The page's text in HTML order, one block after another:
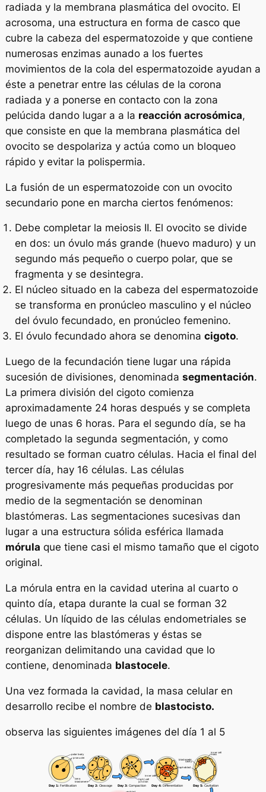
radiada y la membrana plasmática del ovocito. El
acrosoma, una estructura en forma de casco que
cubre la cabeza del espermatozoide y que contiene
numerosas enzimas aunado a los fuertes
movimientos de la cola del espermatozoide ayudan a
éste a penetrar entre las células de la corona
radiada y a ponerse en contacto con la zona
pelúcida dando lugar a a la reacción acrosómica,
que consiste en que la membrana plasmática del
ovocito se despolariza y actúa como un bloqueo
rápido y evitar la polispermia.
La fusión de un espermatozoide con un ovocito
secundario pone en marcha ciertos fenómenos:
Debe completar la meiosis II. El ovocito se divide
en dos: un óvulo más grande (huevo maduro) y un
segundo más pequeño o cuerpo polar, que se
fragmenta y se desintegra.
El núcleo situado en la cabeza del espermatozoide
se transforma en pronúcleo masculino y el núcleo
del óvulo fecundado, en pronúcleo femenino.
El óvulo fecundado ahora se denomina cigoto.
Luego de la fecundación tiene lugar una rápida
sucesión de divisiones, denominada segmentación.
La primera división del cigoto comienza
aproximadamente 24 horas después y se completa
luego de unas 6 horas. Para el segundo día, se ha
completado la segunda segmentación, y como
resultado se forman cuatro células. Hacia el final del
tercer día, hay 16 células. Las células
progresivamente más pequeñas producidas por
medio de la segmentación se denominan
blastómeras. Las segmentaciones sucesivas dan
lugar a una estructura sólida esférica llamada
mórula que tiene casi el mismo tamaño que el cigoto
original.
La mórula entra en la cavidad uterina al cuarto o
quinto día, etapa durante la cual se forman 32
células. Un líquido de las células endometriales se
dispone entre las blastómeras y éstas se
reorganizan delimitando una cavidad que lo
contiene, denominada blastocele.
Una vez formada la cavidad, la masa celular en
desarrollo recibe el nombre de blastocisto.
observa las siguientes imágenes del día 1 al 5